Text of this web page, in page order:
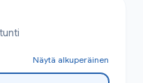
Näytä alkuperäinen